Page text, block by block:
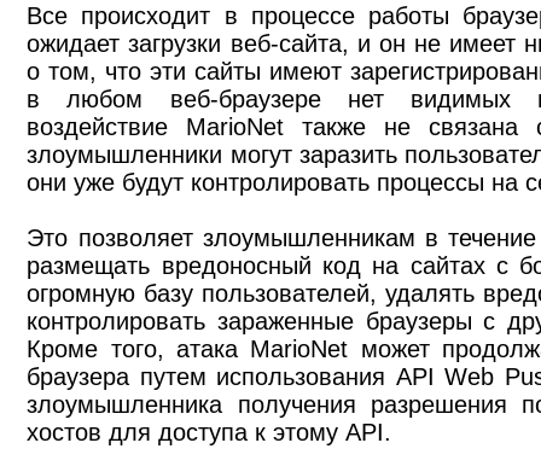
Все происходит в процессе работы
ожидает загрузки веб-сайта, и он не имеет
о том, что эти сайты имеют
в любом веб-браузере нет видимых
воздействие MarioNet также не
злоумышленники могут заразить
они уже будут контролировать процессы на
Это позволяет злоумышленникам в
размещать вредоносный код на сайтах с
огромную базу пользователей, удалять
контролировать зараженные браузеры с
Кроме того, атака MarioNet может
браузера путем использования API Web
злоумышленника получения разрешения
хостов для доступа к этому API.